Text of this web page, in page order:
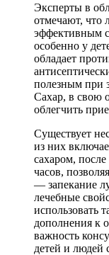
Эксперты в
отмечают, что
эффективным
особенно у
обладает
полезным при
Сахар, в свою
облегчить
Существует
из них
сахаром, после
часов,
— запекание
лечебные
использовать
дополнения к
важность
детей и людей